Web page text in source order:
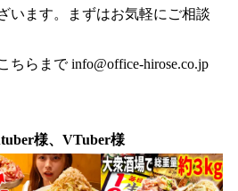
います。まずはお気軽にご相談
らまで info@office-hirose.co.jp
様、VTuber様